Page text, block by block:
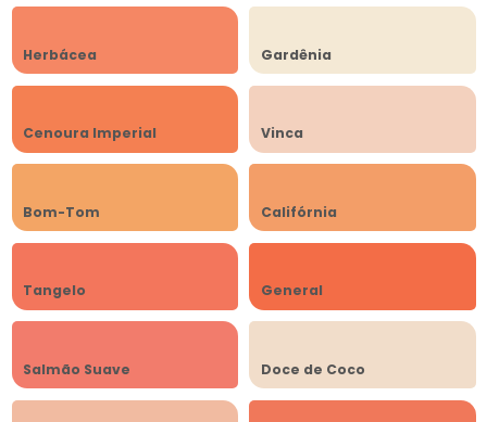
Herbácea Gardênia
Cenoura Imperial Vinca
Bom-Tom Califórnia
Tangelo General
Salmão Suave Doce de Coco